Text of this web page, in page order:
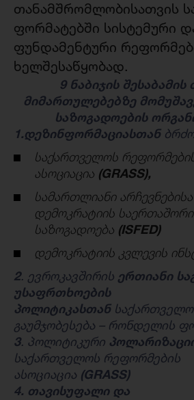
თანამშრომლობისათვის
ფორმატებში სისტემური
ფუნდამენტური
ხელშესაწყობად.
9 ნაბიჯის
მიმართულებებზე
საზოგადოების
1.დეზინფორმაციასთან
საქართველოს
ასოციაცია (GRASS),
სამართლიანი
დემოკრატიის
საზოგადოება (ISFED)
დემოკრატიის კვლევის
2. ევროკავშირის ერთიანი
უსაფრთხოების
პოლიტიკასთან
გაუმჯობესება – რონდელის
3. პოლიტიკური
საქართველოს რეფორმების
ასოციაცია (GRASS)
4. თავისუფალი და